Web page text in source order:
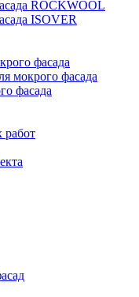
ROCKWOOL
ISOVER
фасада
мокрого фасада
фасада
работ